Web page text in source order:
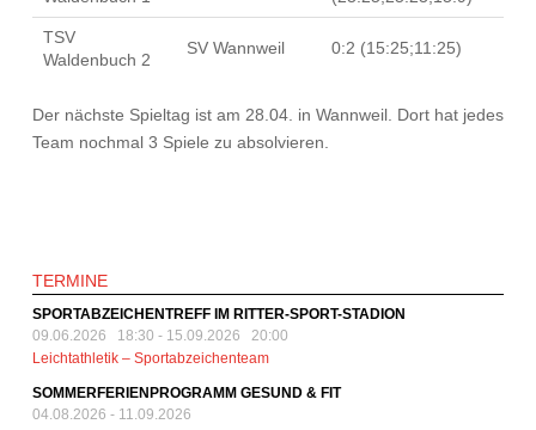
TSV
Waldenbuch 2
SV Wannweil 0:2 (15:25;11:25)
Der nächste Spieltag ist am 28.04. in Wannweil. Dort hat jedes
Team nochmal 3 Spiele zu absolvieren.
TERMINE
SPORTABZEICHENTREFF IM RITTER-SPORT-STADION
09.06.2026 18:30 - 15.09.2026 20:00
Leichtathletik – Sportabzeichenteam
SOMMERFERIENPROGRAMM GESUND & FIT
04.08.2026 - 11.09.2026